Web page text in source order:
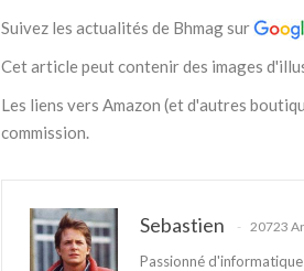
Suivez les actualités de Bhmag sur
Cet article peut contenir des images
Les liens vers Amazon (et d'autres
commission.
Sebastien 20723
Passionné